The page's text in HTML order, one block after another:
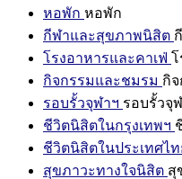
หอพัก หอพัก
กีฬาและสุขภาพนิสิต
โรงอาหารและคาเฟ่ โ
กิจกรรมและชมรม กิ
รอบรั้วจุฬาฯ รอบรั้วจุ
ชีวิตนิสิตในกรุงเทพฯ
ชีวิตนิสิตในประเทศไท
สุขภาวะทางใจนิสิต สุ